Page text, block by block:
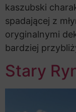
kaszubski
spadającej z
oryginalnymi
bardziej
Stary